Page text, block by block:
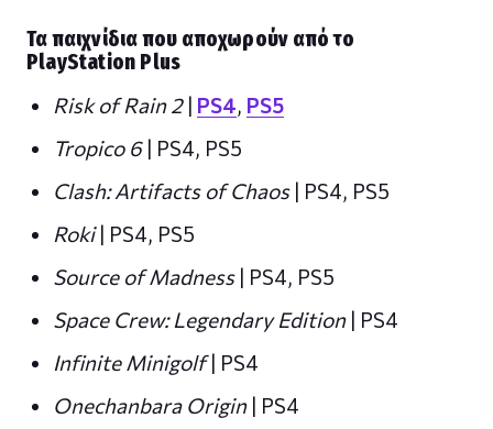
Τα παιχνίδια που αποχωρούν από το
PlayStation Plus
Risk of Rain 2| PS4, PS5
Tropico 6| PS4, PS5
Clash: Artifacts of Chaos| PS4, PS5
Roki| PS4, PS5
Source of Madness| PS4, PS5
Space Crew: Legendary Edition| PS4
Infinite Minigolf| PS4
Onechanbara Origin| PS4